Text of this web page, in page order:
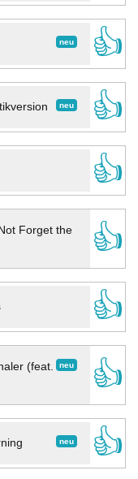
neu
👍
neu
👍
👍
Forget the
👍
👍
neu
(feat.
👍
neu
👍